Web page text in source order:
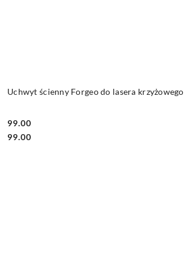
Uchwyt ścienny Forgeo do lasera krzyżowego
Cena:
99.00
Cena:
99.00